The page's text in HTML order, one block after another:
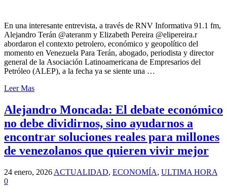
En una interesante entrevista, a través de RNV Informativa 91.1 fm,
Alejandro Terán @ateranm y Elizabeth Pereira @elipereira.r
abordaron el contexto petrolero, económico y geopolítico del
momento en Venezuela Para Terán, abogado, periodista y director
general de la Asociación Latinoamericana de Empresarios del
Petróleo (ALEP), a la fecha ya se siente una …
Leer Mas
Alejandro Moncada: El debate económico
no debe dividirnos, sino ayudarnos a
encontrar soluciones reales para millones
de venezolanos que quieren vivir mejor
24 enero, 2026 ACTUALIDAD, ECONOMÍA, ULTIMA HORA
0